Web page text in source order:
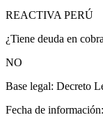
REACTIVA PERÚ
¿Tiene deuda en
NO
Base legal: Decreto
Fecha de información: